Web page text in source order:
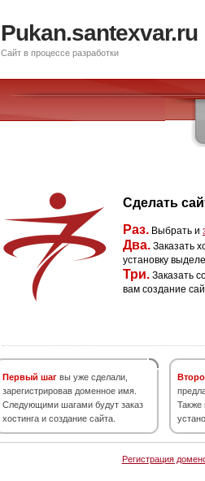
Pukan.santexvar.ru
Сайт в процессе разработки
Сделать
Раз. Выбрать и
Два. Заказать
установку
Три. Заказать
вам создание
Первый шаг вы уже сделали,
зарегистрировав доменное имя.
Следующими шагами будут заказ
хостинга и создание сайта.
Также
Регистрация